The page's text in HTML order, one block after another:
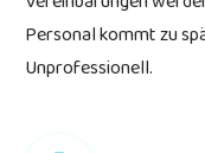
Personal kommt zu
Unprofessionell.